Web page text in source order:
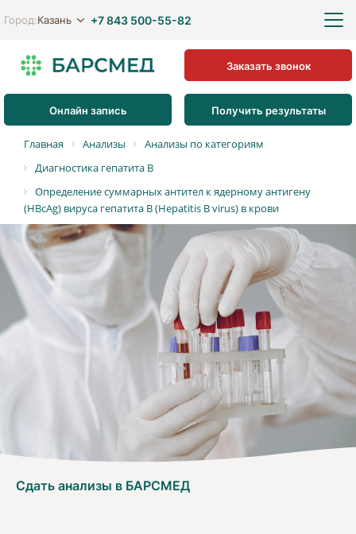
Город:Казань +7 843 500-55-82
Онлайн запись Получить результаты
Заказать звонок
Главная Анализы
Анализы по категориям
Диагностика гепатита В
Определение суммарных антител к ядерному антигену
(HBcAg) вируса гепатита B (Hepatitis B virus) в крови
Сдать анализы в БАРСМЕД